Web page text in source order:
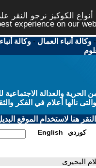
الكوكيز نرجو النقر
experience on our
-وكالة أنباء العمال -وكالة
والعدالة الاجتماعية
نالها أعلام في الفكر
هنا لاستخدام الموقع
English كوردي
البحيرى